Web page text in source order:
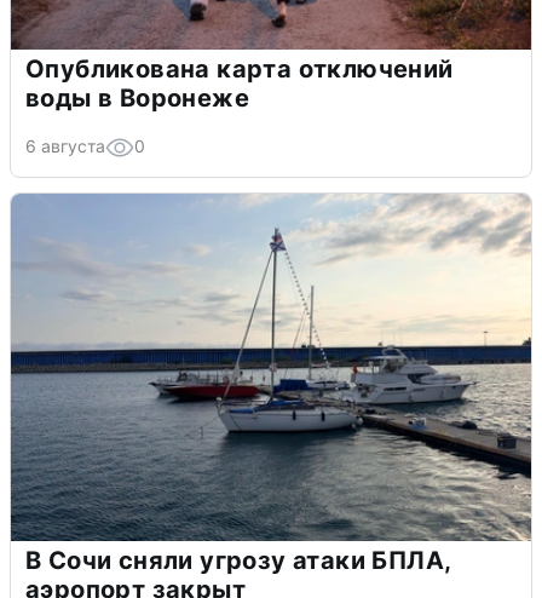
Опубликована карта отключений
воды в Воронеже
6 августа 0
В Сочи сняли угрозу атаки БПЛА,
аэропорт закрыт